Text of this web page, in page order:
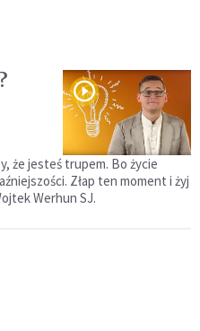
że jesteś trupem. Bo życie
Złap ten moment i żyj
Werhun SJ.